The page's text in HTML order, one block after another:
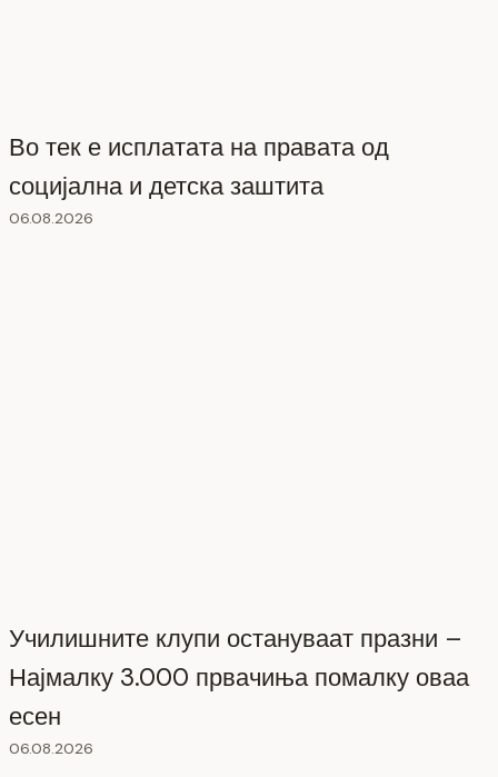
Во тек е исплатата на правата од
социјална и детска заштита
06.08.2026
Училишните клупи остануваат празни –
Најмалку 3.000 првачиња помалку оваа
есен
06.08.2026